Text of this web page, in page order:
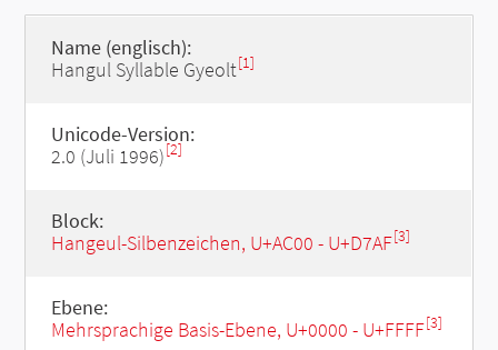
Name (englisch):
Hangul Syllable Gyeolt[1]
Unicode-Version:
2.0 (Juli 1996)[2]
Block:
Hangeul-Silbenzeichen, U+AC00 - U+D7AF[3]
Ebene:
Mehrsprachige Basis-Ebene, U+0000 - U+FFFF[3]